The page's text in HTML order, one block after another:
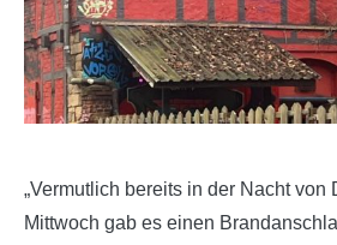
„Vermutlich bereits in der Nacht von
Mittwoch gab es einen